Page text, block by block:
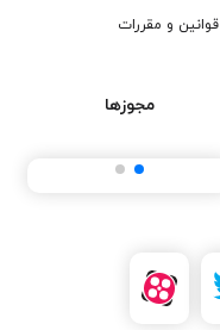
قوانین و مقررات
مجوزها